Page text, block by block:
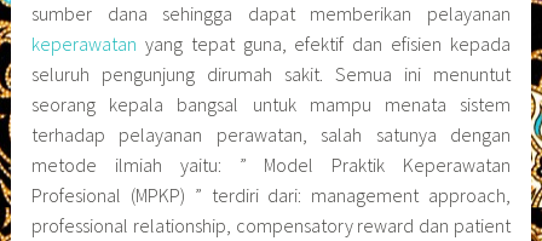
sumber dana sehingga dapat memberikan pelayanan
keperawatan yang tepat guna, efektif dan efisien kepada
seluruh pengunjung dirumah sakit. Semua ini menuntut
seorang kepala bangsal untuk mampu menata sistem
terhadap pelayanan perawatan, salah satunya dengan
metode ilmiah yaitu: ” Model Praktik Keperawatan
Profesional (MPKP) ” terdiri dari: management approach,
professional relationship, compensatory reward dan patient